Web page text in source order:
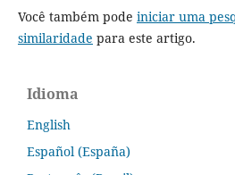
Você também pode iniciar uma
similaridade para este artigo.
Idioma
English
Español (España)